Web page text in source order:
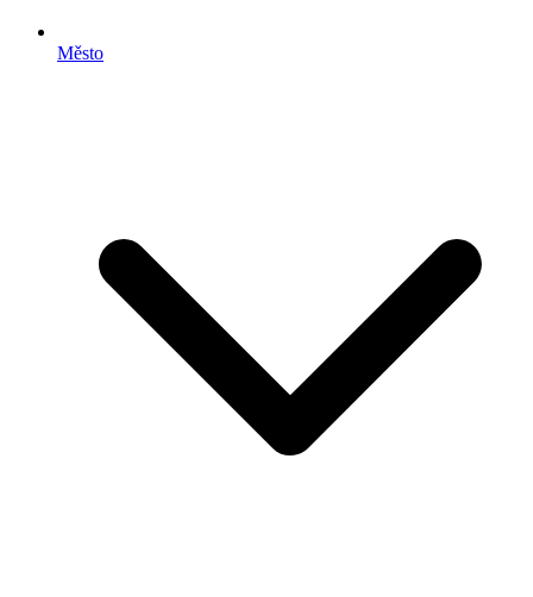
Město